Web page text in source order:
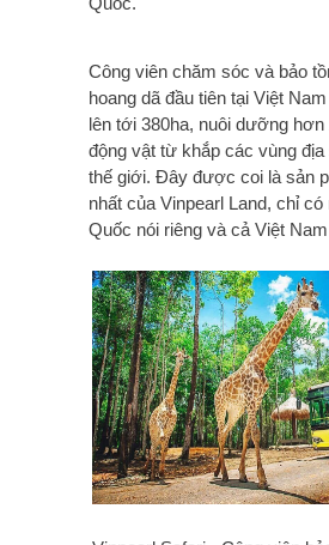
Công viên chăm sóc và bảo
hoang dã đầu tiên tại Việt
lên tới 380ha, nuôi dưỡng hơn
động vật từ khắp các vùng địa
thế giới. Đây được coi là sản
nhất của Vinpearl Land, chỉ có
Quốc nói riêng và cả Việt